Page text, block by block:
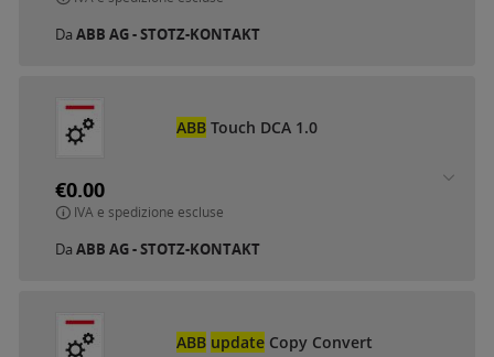
Da ABB AG - STOTZ-KONTAKT
ABB Touch DCA 1.0
€0.00
IVA e spedizione escluse
Da ABB AG - STOTZ-KONTAKT
ABB update Copy Convert